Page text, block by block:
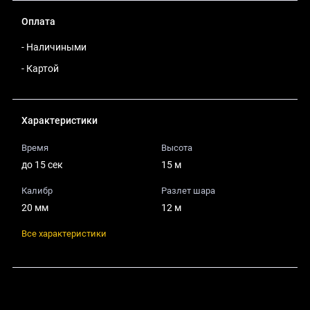
Оплата
- Наличиными
- Картой
Характеристики
Время
до 15 сек
Высота
15 м
Калибр
20 мм
Разлет шара
12 м
Все характеристики